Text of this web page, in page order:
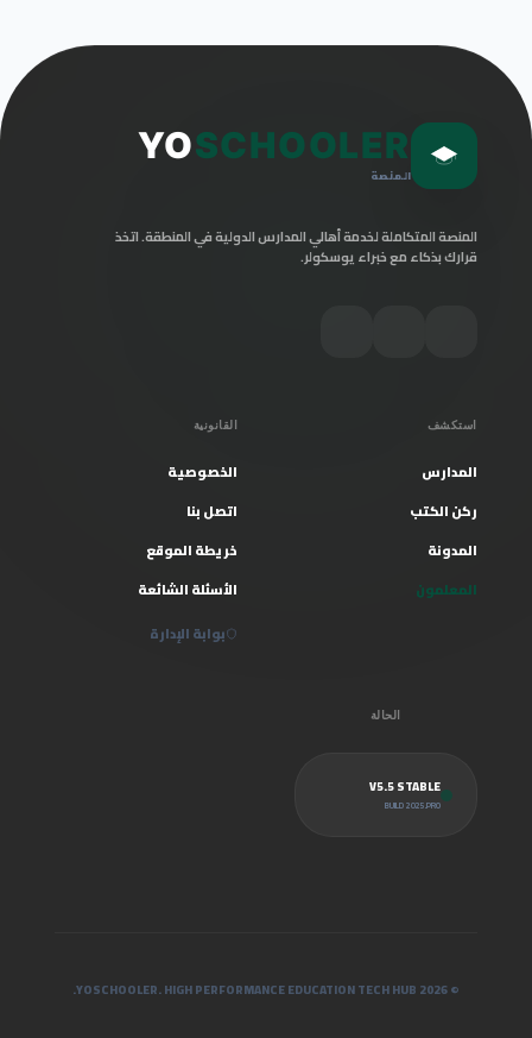
YOSCHOOLER
المنصة
المنصة المتكاملة لخدمة أهالي المدارس الدولية في المنطقة. اتخذ
قرارك بذكاء مع خبراء يوسكولر.
استكشف
المدارس
ركن الكتب
المدونة
المعلمون
القانونية
الخصوصية
اتصل بنا
خريطة الموقع
الأسئلة الشائعة
بوابة الإدارة
الحالة
V5.5 STABLE
BUILD 2025.PRO
© 2026 YOSCHOOLER. HIGH PERFORMANCE EDUCATION TECH HUB.